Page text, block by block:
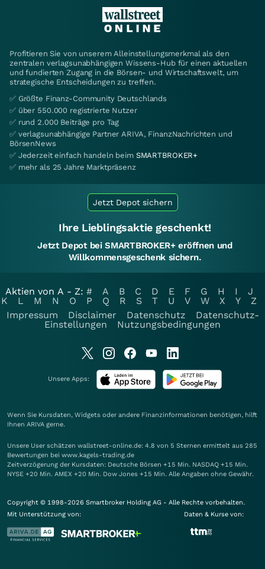
Profitieren Sie von unserem Alleinstellungsmerkmal als den
zentralen verlagsunabhängigen Wissens-Hub für einen aktuellen
und fundierten Zugang in die Börsen- und Wirtschaftswelt, um
strategische Entscheidungen zu treffen.
✅ Größte Finanz-Community Deutschlands
✅ über 550.000 registrierte Nutzer
✅ rund 2.000 Beiträge pro Tag
✅ verlagsunabhängige Partner ARIVA, FinanzNachrichten und
BörsenNews
✅ Jederzeit einfach handeln beim SMARTBROKER+
✅ mehr als 25 Jahre Marktpräsenz
Jetzt Depot sichern
Ihre Lieblingsaktie geschenkt!
Jetzt Depot bei SMARTBROKER+ eröffnen und
Willkommensgeschenk sichern.
Aktien von A - Z: # A B C D E F G H I
J
K
L M N O P Q R S T U V W X Y
Z
Impressum
Disclaimer Datenschutz
Datenschutz-
Einstellungen
Nutzungsbedingungen
Unsere Apps:
Wenn Sie Kursdaten, Widgets oder andere Finanzinformationen benötigen, hilft
Ihnen ARIVA gerne.
Unsere User schätzen wallstreet-online.de: 4.8 von 5 Sternen ermittelt aus 285
Bewertungen bei www.kagels-trading.de
Zeitverzögerung der Kursdaten: Deutsche Börsen +15 Min. NASDAQ +15 Min.
NYSE +20 Min. AMEX +20 Min. Dow Jones +15 Min. Alle Angaben ohne Gewähr.
Copyright © 1998-2026 Smartbroker Holding AG - Alle Rechte vorbehalten.
Mit Unterstützung von:
Daten & Kurse von: